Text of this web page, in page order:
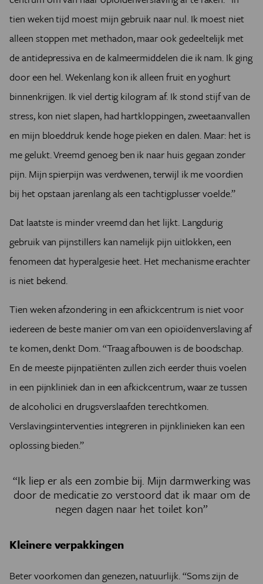
tien weken tijd moest mijn gebruik naar nul. Ik moest niet
alleen stoppen met methadon, maar ook gedeeltelijk met
de antidepressiva en de kalmeermiddelen die ik nam. Ik ging
door een hel. Wekenlang kon ik alleen fruit en yoghurt
binnenkrijgen. Ik viel dertig kilogram af. Ik stond stijf van de
stress, kon niet slapen, had hartkloppingen, zweetaanvallen
en mijn bloeddruk kende hoge pieken en dalen. Maar: het is
me gelukt. Vreemd genoeg ben ik naar huis gegaan zonder
pijn. Mijn spierpijn was verdwenen, terwijl ik me voordien
bij het opstaan jarenlang als een tachtigplusser voelde.”
Dat laatste is minder vreemd dan het lijkt. Langdurig
gebruik van pijnstillers kan namelijk pijn uitlokken, een
fenomeen dat hyperalgesie heet. Het mechanisme erachter
is niet bekend.
Tien weken afzondering in een afkickcentrum is niet voor
iedereen de beste manier om van een opioïden­verslaving af
te komen, denkt Dom. “Traag afbouwen is de boodschap.
En de meeste pijnpatiënten zullen zich eerder thuis voelen
in een pijnkliniek dan in een afkickcentrum, waar ze tussen
de alcoholici en drugsverslaafden terechtkomen.
Verslavingsinterventies integreren in pijnklinieken kan een
oplossing bieden.”
“Ik liep er als een zombie bij. Mijn darmwerking was
door de medicatie zo verstoord dat ik maar om de
negen dagen naar het toilet kon”
Kleinere verpakkingen
Beter voorkomen dan genezen, natuurlijk. “Soms zijn de